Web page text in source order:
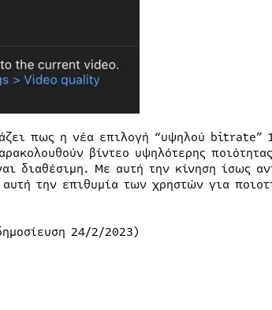
πως η νέα επιλογή “υψηλού bitrate”
βίντεο υψηλότερης
διαθέσιμη. Με αυτή την κίνηση ίσως
την επιθυμία των χρηστών για
24/2/2023)